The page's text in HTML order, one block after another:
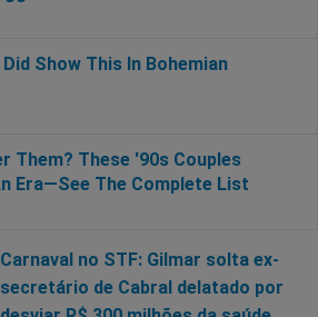
Carnaval no STF: Gilmar solta ex-
secretário de Cabral delatado por